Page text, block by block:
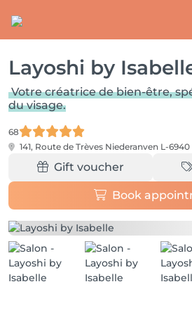
Layoshi by
Votre créatrice de bien-être,
du visage.
68
141, Route de Trèves Niederanven L-6940
Gift voucher
Book